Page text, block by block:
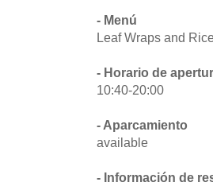
- Menú
Leaf Wraps and
- Horario de
10:40-20:00
- Aparcamiento
available
- Información de